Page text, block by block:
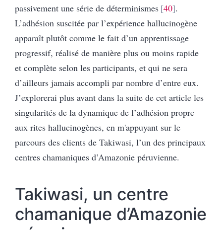
passivement une série de déterminismes 40 .
L’adhésion suscitée par l’expérience hallucinogène
apparaît plutôt comme le fait d’un apprentissage
progressif, réalisé de manière plus ou moins rapide
et complète selon les participants, et qui ne sera
d’ailleurs jamais accompli par nombre d’entre eux.
J’explorerai plus avant dans la suite de cet article les
singularités de la dynamique de l’adhésion propre
aux rites hallucinogènes, en m'appuyant sur le
parcours des clients de Takiwasi, l’un des principaux
centres chamaniques d’Amazonie péruvienne.
Takiwasi, un centre
chamanique d’Amazonie